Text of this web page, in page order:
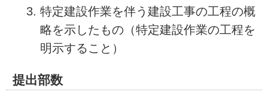
特定建設作業を伴う建設工事の工程の概
略を示したもの（特定建設作業の工程を
明示すること）
提出部数